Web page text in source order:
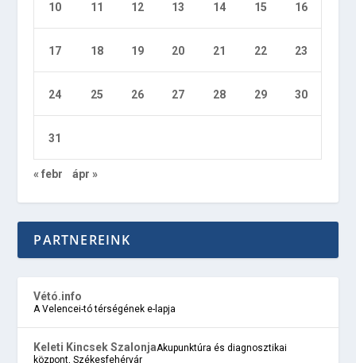
10 11 12 13 14 15 16
17 18 19 20 21 22 23
24 25 26 27 28 29 30
31
« febr ápr »
PARTNEREINK
Vétó.info
A Velencei-tó térségének e-lapja
Keleti Kincsek SzalonjaAkupunktúra és diagnosztikai
központ, Székesfehérvár